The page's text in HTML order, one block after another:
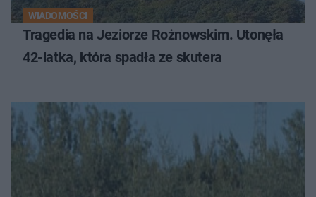
WIADOMOŚCI
Tragedia na Jeziorze Rożnowskim. Utonęła
42-latka, która spadła ze skutera